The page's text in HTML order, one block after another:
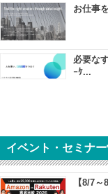
お仕事
必要な
ｰｹ...
イベント・セミナ
【8/7